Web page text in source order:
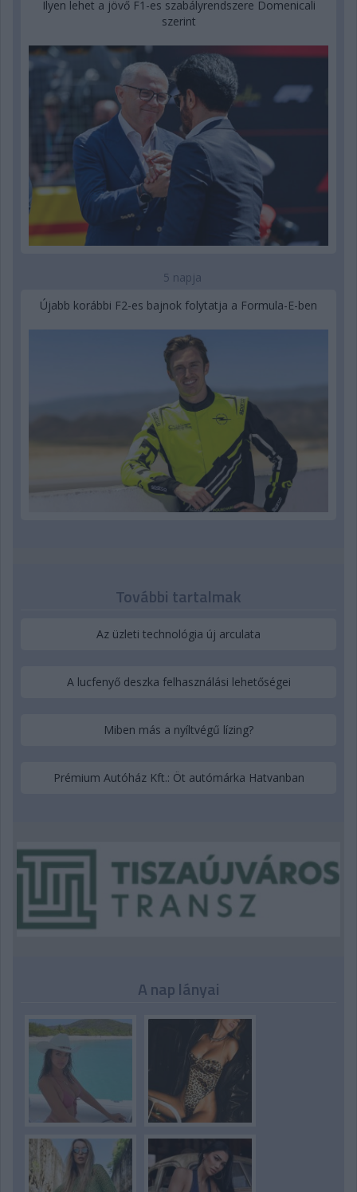
Ilyen lehet a jövő F1-es szabályrendszere Domenicali
szerint
5 napja
Újabb korábbi F2-es bajnok folytatja a Formula-E-ben
További tartalmak
Az üzleti technológia új arculata
A lucfenyő deszka felhasználási lehetőségei
Miben más a nyíltvégű lízing?
Prémium Autóház Kft.: Öt autómárka Hatvanban
A nap lányai